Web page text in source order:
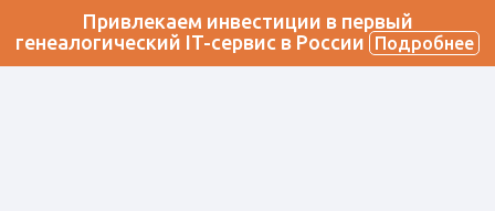
Привлекаем инвестиции в первый
генеалогический IT-сервис в России
Подробнее